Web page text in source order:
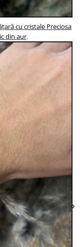
cu cristale Preciosa
din aur.